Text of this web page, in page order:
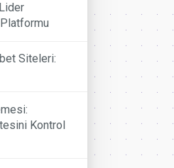
Siteleri:
Kontrol